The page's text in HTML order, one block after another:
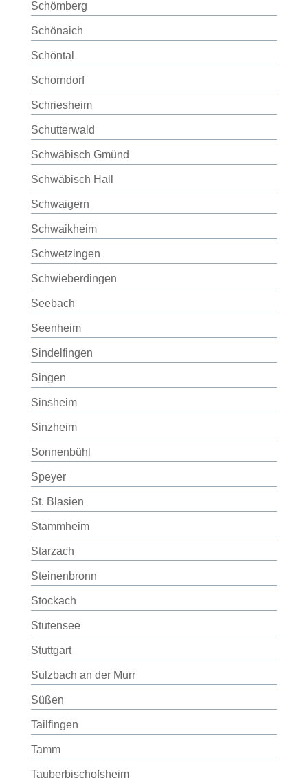
Schömberg
Schönaich
Schöntal
Schorndorf
Schriesheim
Schutterwald
Schwäbisch Gmünd
Schwäbisch Hall
Schwaigern
Schwaikheim
Schwetzingen
Schwieberdingen
Seebach
Seenheim
Sindelfingen
Singen
Sinsheim
Sinzheim
Sonnenbühl
Speyer
St. Blasien
Stammheim
Starzach
Steinenbronn
Stockach
Stutensee
Stuttgart
Sulzbach an der Murr
Süßen
Tailfingen
Tamm
Tauberbischofsheim